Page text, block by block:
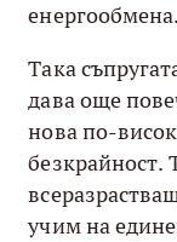
енергообмена.
Така
дава още
нова по-
безкрайност.
учим на